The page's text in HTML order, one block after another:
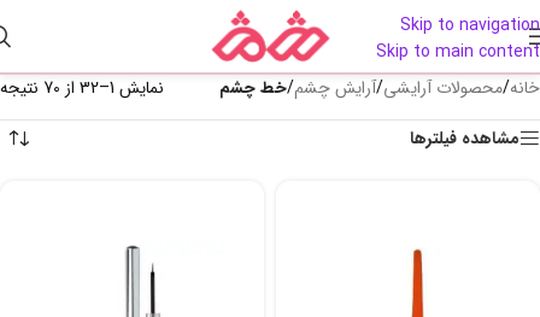
Skip to navigation
Skip to main content
خانه/محصولات آرایشی/آرایش چشم/خط چشم
نمایش 1–32 از 70 نتیجه
مشاهده فیلترها